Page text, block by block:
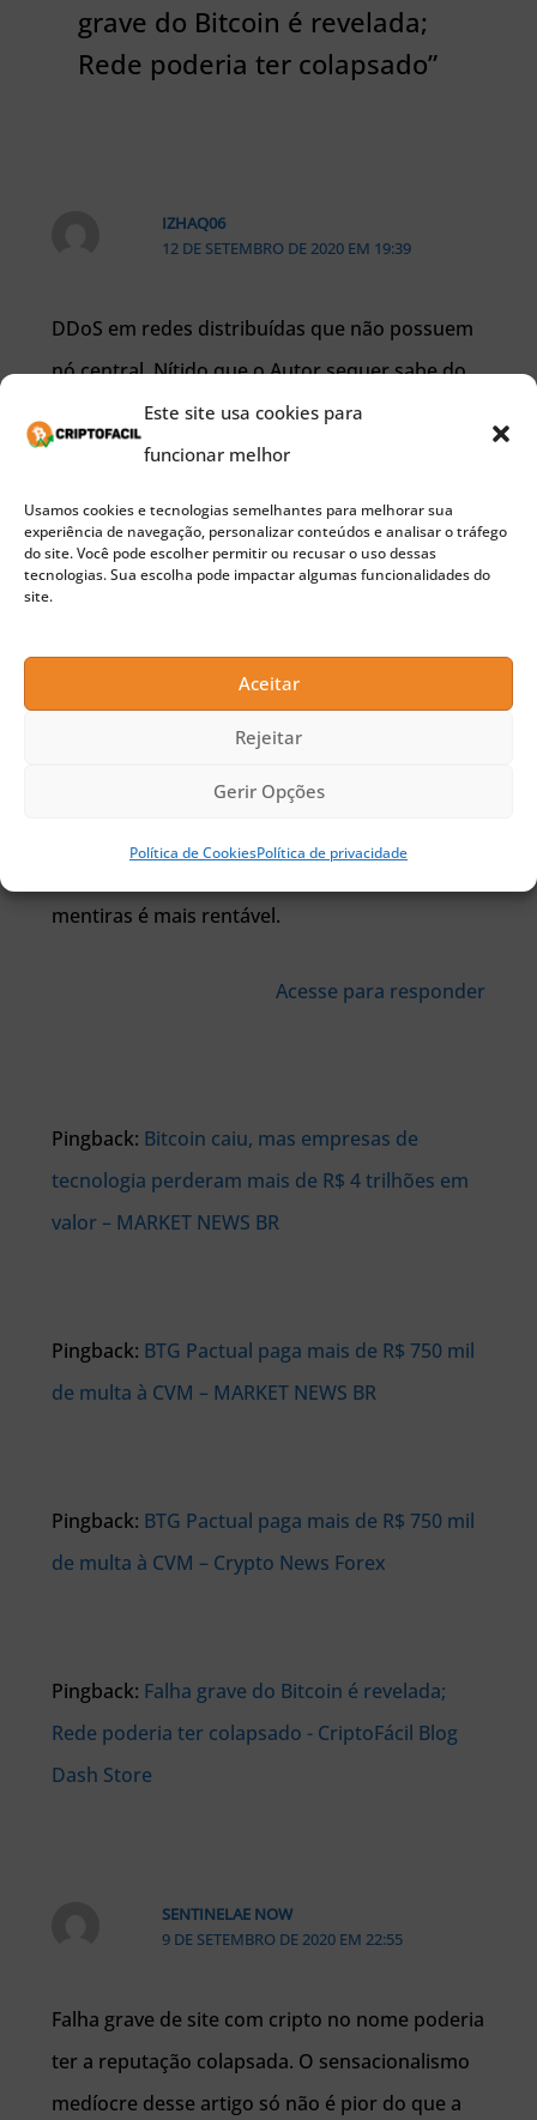
Este site usa cookies para
funcionar melhor
Usamos cookies e tecnologias semelhantes para melhorar sua
experiência de navegação, personalizar conteúdos e analisar o tráfego
do site. Você pode escolher permitir ou recusar o uso dessas
tecnologias. Sua escolha pode impactar algumas funcionalidades do
site.
Aceitar
Rejeitar
Gerir Opções
Política de CookiesPolítica de privacidade
grave do Bitcoin é revelada;
Rede poderia ter colapsado”
IZHAQ06
12 DE SETEMBRO DE 2020 EM 19:39
DDoS em redes distribuídas que não possuem
nó central. Nítido que o Autor sequer sabe do
que ta falando. Fora o fato que nem citou o
número da falha. o bitcoin core tem um
tente wiki bitcoin
Common_Vulnerabilities_and_Exposures ) mas
Lamentável. CriptoFácil. por essas e por outras
que a midia especializada carece de
profissionais técnicos. Mas ao invés de
consultar a comunidade faz o mesmo trabalho
mentiras é mais rentável.
Acesse para responder
Pingback: Bitcoin caiu, mas empresas de
tecnologia perderam mais de R$ 4 trilhões em
valor – MARKET NEWS BR
Pingback: BTG Pactual paga mais de R$ 750 mil
de multa à CVM – MARKET NEWS BR
Pingback: BTG Pactual paga mais de R$ 750 mil
de multa à CVM – Crypto News Forex
Pingback: Falha grave do Bitcoin é revelada;
Rede poderia ter colapsado - CriptoFácil Blog
Dash Store
SENTINELAE NOW
9 DE SETEMBRO DE 2020 EM 22:55
Falha grave de site com cripto no nome poderia
ter a reputação colapsada. O sensacionalismo
medíocre desse artigo só não é pior do que a